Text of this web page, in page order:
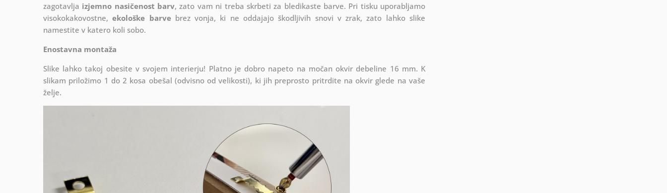
zagotavlja izjemno nasičenost barv, zato vam ni treba skrbeti za bledikaste barve. Pri tisku uporabljamo
visokokakovostne,ekološke barvebrez vonja, ki ne oddajajo škodljivih snovi v zrak, zato lahko slike
namestite v katero koli sobo.
Enostavna montaža
Slike lahko takoj obesite v svojem interierju! Platno je dobro napeto na močan okvir debeline 16 mm. K
slikam priložimo 1 do 2 kosa obešal (odvisno od velikosti), ki jih preprosto pritrdite na okvir glede na vaše
želje.